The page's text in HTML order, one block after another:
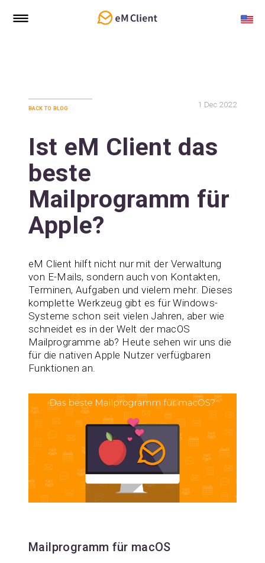
back to blog 1 Dec 2022
Ist eM Client das
beste
Mailprogramm für
Apple?
eM Client hilft nicht nur mit der Verwaltung
von E-Mails, sondern auch von Kontakten,
Terminen, Aufgaben und vielem mehr. Dieses
komplette Werkzeug gibt es für Windows-
Systeme schon seit vielen Jahren, aber wie
schneidet es in der Welt der macOS
Mailprogramme ab? Heute sehen wir uns die
für die nativen Apple Nutzer verfügbaren
Funktionen an.
Mailprogramm für macOS